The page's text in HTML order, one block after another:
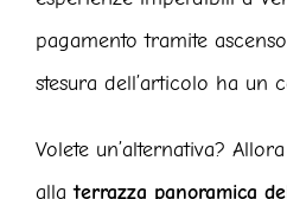
pagamento tramite
stesura dell’articolo ha un
Volete un’alternativa?
allaterrazza panoramica